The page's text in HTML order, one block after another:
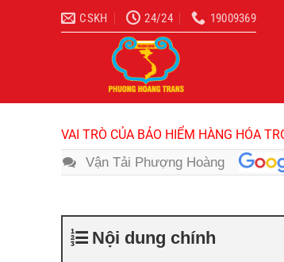
CSKH 24/24 19009369
VAI TRÒ CỦA BẢO HIỂM HÀNG HÓA
Vận Tải Phượng Hoàng
Nội dung chính